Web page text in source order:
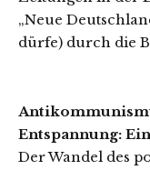
„Neue
dürfe) durch die
Entspannung:
Der Wandel des